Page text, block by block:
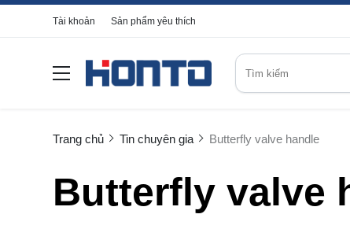
Tài khoản Sản phẩm yêu thích
Trang chủ Tin chuyên gia Butterfly valve handle
Butterfly valve